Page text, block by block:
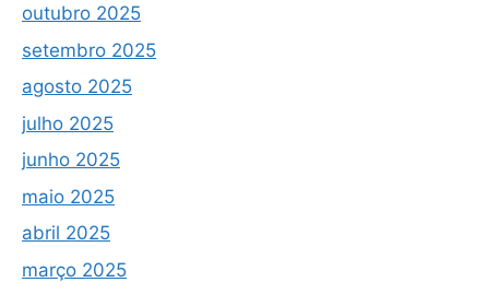
outubro 2025
setembro 2025
agosto 2025
julho 2025
junho 2025
maio 2025
abril 2025
março 2025